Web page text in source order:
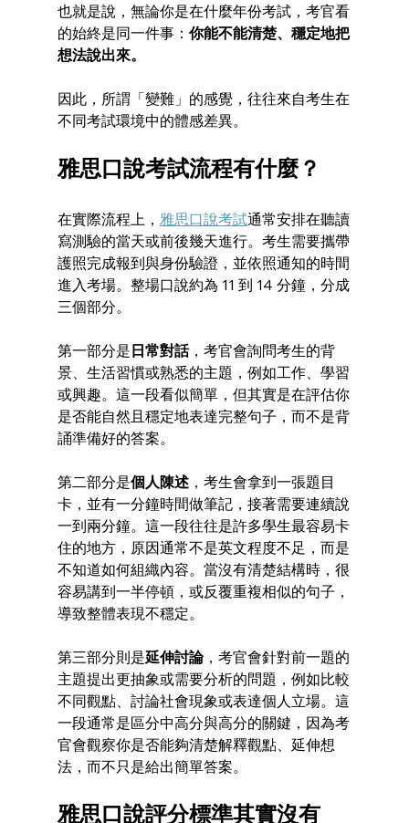
也就是說，無論你是在什麼年份考試，考官看
的始終是同一件事： 你能不能清楚、穩定地把
想法說出來。
因此，所謂「變難」的感覺，往往來自考生在
不同考試環境中的體感差異。
雅思口說考試流程有什麼？
在實際流程上， 雅思口說考試通常安排在聽讀
寫測驗的當天或前後幾天進行。考生需要攜帶
護照完成報到與身份驗證，並依照通知的時間
進入考場。整場口說約為 11 到 14 分鐘，分成
三個部分。
第一部分是日常對話，考官會詢問考生的背
景、生活習慣或熟悉的主題，例如工作、學習
或興趣。這一段看似簡單，但其實是在評估你
是否能自然且穩定地表達完整句子，而不是背
誦準備好的答案。
第二部分是個人陳述，考生會拿到一張題目
卡，並有一分鐘時間做筆記，接著需要連續說
一到兩分鐘。這一段往往是許多學生最容易卡
住的地方，原因通常不是英文程度不足，而是
不知道如何組織內容。當沒有清楚結構時，很
容易講到一半停頓，或反覆重複相似的句子，
導致整體表現不穩定。
第三部分則是延伸討論，考官會針對前一題的
主題提出更抽象或需要分析的問題，例如比較
不同觀點、討論社會現象或表達個人立場。這
一段通常是區分中高分與高分的關鍵，因為考
官會觀察你是否能夠清楚解釋觀點、延伸想
法，而不只是給出簡單答案。
雅思口說評分標準其實沒有